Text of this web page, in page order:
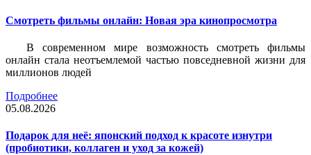
Смотреть фильмы онлайн: Новая эра кинопросмотра
В современном мире возможность смотреть фильмы
онлайн стала неотъемлемой частью повседневной жизни для
миллионов людей
Подробнее
05.08.2026
Подарок для неё: японский подход к красоте изнутри
(пробиотики, коллаген и уход за кожей)